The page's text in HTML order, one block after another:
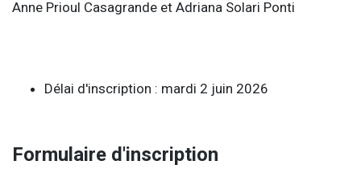
Anne Prioul Casagrande et Adriana Solari Ponti
Délai d'inscription : mardi 2 juin 2026
Formulaire d'inscription